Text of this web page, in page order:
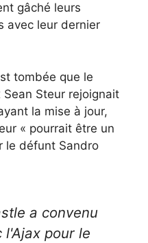
gâché leurs
avec leur dernier
tombée que le
Steur rejoignait
la mise à jour,
« pourrait être un
le défunt Sandro
a convenu
l'Ajax pour le